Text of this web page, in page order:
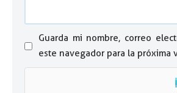
Guarda mi nombre, correo
este navegador para la próxima